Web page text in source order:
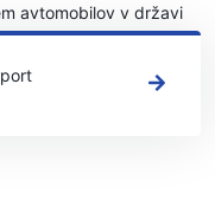
avtomobilov v državi